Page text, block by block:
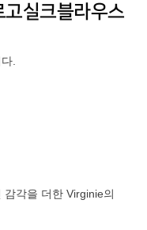
실크블라우스
.
각을 더한 Virginie의